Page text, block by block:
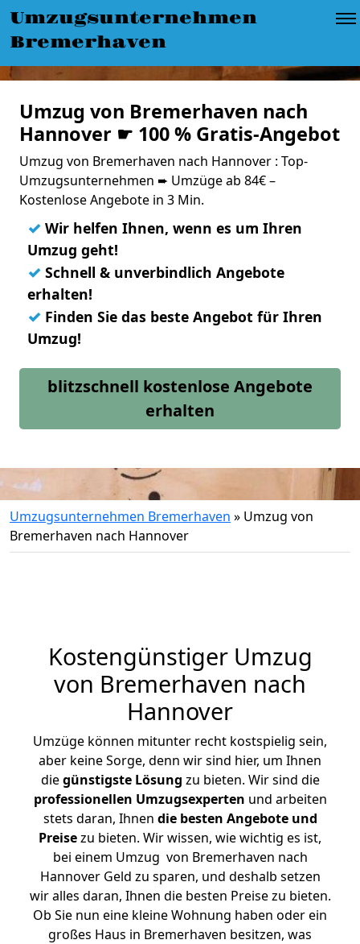
Umzugsunternehmen
Bremerhaven
Umzug von Bremerhaven nach
Hannover ☛ 100 % Gratis-Angebot
Umzug von Bremerhaven nach Hannover : Top-
Umzugsunternehmen ➨ Umzüge ab 84€ –
Kostenlose Angebote in 3 Min.
✓ Wir helfen Ihnen, wenn es um Ihren
Umzug geht!
✓ Schnell & unverbindlich Angebote
erhalten!
✓ Finden Sie das beste Angebot für Ihren
Umzug!
blitzschnell kostenlose Angebote
erhalten
Umzugsunternehmen Bremerhaven » Umzug von
Bremerhaven nach Hannover
Kostengünstiger Umzug
von Bremerhaven nach
Hannover
Umzüge können mitunter recht kostspielig sein,
aber keine Sorge, denn wir sind hier, um Ihnen
diegünstigste Lösung zu bieten. Wir sind die
professionellen Umzugsexperten und arbeiten
stets daran, Ihnen die besten Angebote und
Preisezu bieten. Wir wissen, wie wichtig es ist,
bei einem Umzug von Bremerhaven nach
Hannover Geld zu sparen, und deshalb setzen
wir alles daran, Ihnen die besten Preise zu bieten.
Ob Sie nun eine kleine Wohnung haben oder ein
großes Haus in Bremerhaven besitzen, was